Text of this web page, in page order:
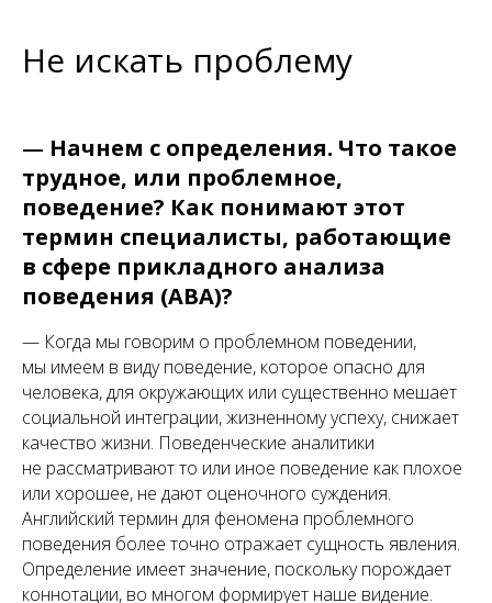
Не искать проблему
— Начнем с определения. Что такое
трудное, или проблемное,
поведение? Как понимают этот
термин специалисты, работающие
в сфере прикладного анализа
поведения (АВА)?
— Когда мы говорим о проблемном поведении,
мы имеем в виду поведение, которое опасно для
человека, для окружающих или существенно мешает
социальной интеграции, жизненному успеху, снижает
качество жизни. Поведенческие аналитики
не рассматривают то или иное поведение как плохое
или хорошее, не дают оценочного суждения.
Английский термин для феномена проблемного
поведения более точно отражает сущность явления.
Определение имеет значение, поскольку порождает
коннотации, во многом формирует наше видение.